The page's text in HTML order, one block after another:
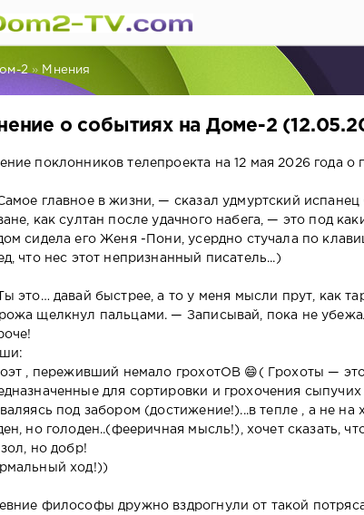
2 » Мнения
о событиях на Доме-2
поклонников телепроекта на 12 мая 2026 года
главное в жизни, — сказал удмуртский
как султан после удачного набега, — это под
сидела его Женя -Пони, усердно стучала по
что нес этот непризнанный писатель...)
это… давай быстрее, а то у меня мысли прут, как
щелкнул пальцами. — Записывай, пока не
, переживший немало грохотОВ 😄( Грохоты —
для сортировки и грохочения сыпучих
под забором (достижение!)...в тепле , а не на
но голоден..(фееричная мысль!), хочет сказать,
но добр!
ход!))
философы дружно вздрогнули от такой